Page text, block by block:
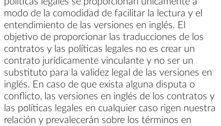
modo de la comodidad de facilitar la lectura y el
entendimiento de las versiones en inglés. El
objetivo de proporcionar las traducciones de los
contratos y las políticas legales no es crear un
contrato jurídicamente vinculante y no ser un
substituto para la validez legal de las versiones en
inglés. En caso de que exista alguna disputa o
conflicto, las versiones en inglés de los contratos y
las políticas legales en cualquier caso rigen nuestra
relación y prevalecerán sobre los términos en